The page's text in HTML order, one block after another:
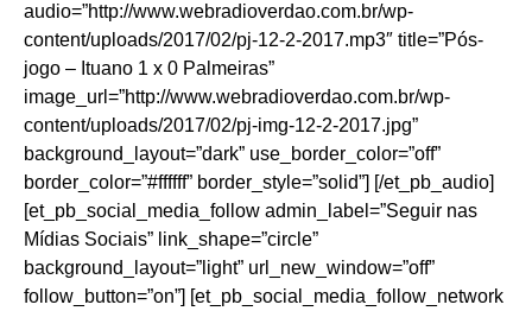
audio=”http://www.webradioverdao.com.br/wp-
content/uploads/2017/02/pj-12-2-2017.mp3″ title=”Pós-
jogo – Ituano 1 x 0 Palmeiras”
image_url=”http://www.webradioverdao.com.br/wp-
content/uploads/2017/02/pj-img-12-2-2017.jpg”
background_layout=”dark” use_border_color=”off”
border_color=”#ffffff” border_style=”solid”] [/et_pb_audio]
[et_pb_social_media_follow admin_label=”Seguir nas
Mídias Sociais” link_shape=”circle”
background_layout=”light” url_new_window=”off”
follow_button=”on”] [et_pb_social_media_follow_network